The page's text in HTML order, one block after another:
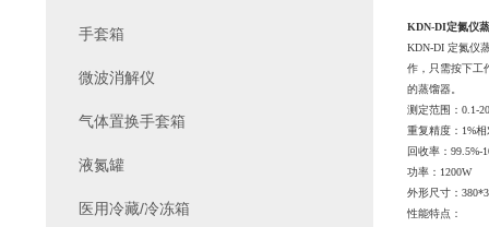
KDN-DI定氮仪
KDN-DI 定氮仪
作，只需按下工
的蒸馏器。
测定范围：0.1-
重复精度：1%相
回收率：99.5%-
功率：1200W
外形尺寸：
性能特点：
手套箱
微波消解仪
气体置换手套箱
液氮罐
医用冷藏/冷冻箱